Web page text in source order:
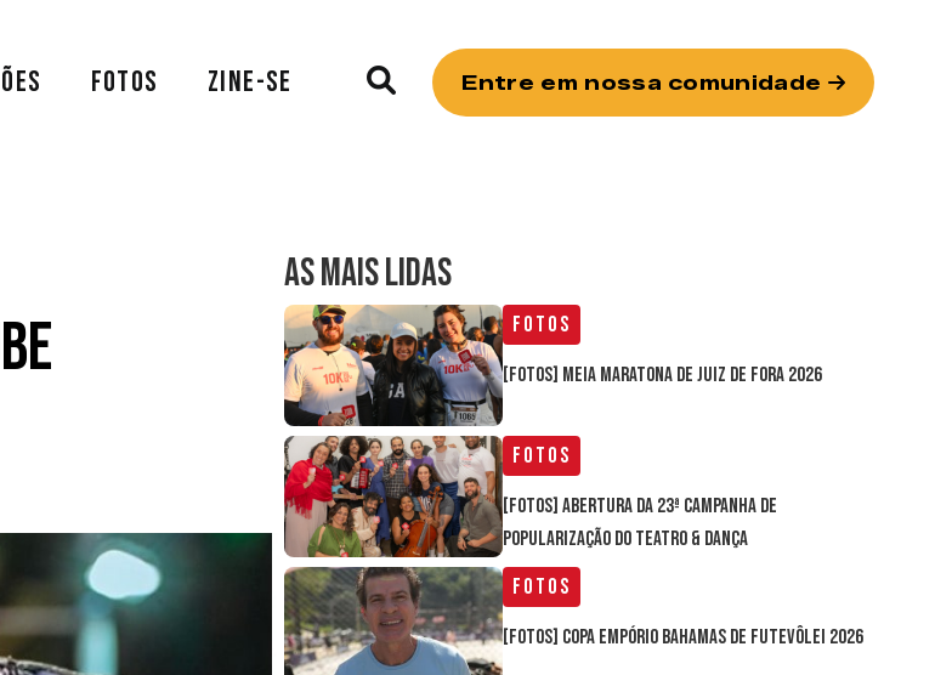
FOTOS ZINE-SE Entre em nossa comunidade
AS MAIS LIDAS
Fotos
[FOTOS] Meia Maratona de Juiz de Fora 2026
Fotos
[FOTOS] Abertura da 23ª Campanha de
Popularização do Teatro & Dança
Fotos
[FOTOS] Copa Empório Bahamas de Futevôlei 2026